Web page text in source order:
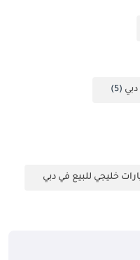
(5)
خليجي للبيع في دبي